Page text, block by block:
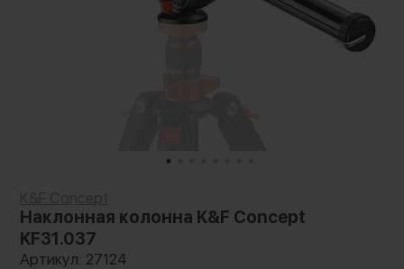
Наклонная колонна K&F Concept
KF31.037
Артикул: 27124